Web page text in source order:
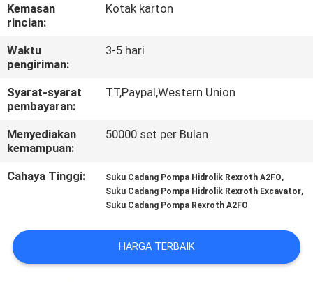
HUBUNGI
KAMI
BERITA
KASUS
SITEMAP
PRIVACY
POLICY
Kemasan
rincian:
Kotak karton
Waktu
pengiriman:
3-5 hari
Syarat-syarat
pembayaran:
TT,Paypal,Western Union
Menyediakan
kemampuan:
50000 set per Bulan
Cahaya Tinggi: Suku Cadang Pompa Hidrolik Rexroth A2FO,
Suku Cadang Pompa Hidrolik Rexroth Excavator,
Suku Cadang Pompa Rexroth A2FO
HARGA TERBAIK